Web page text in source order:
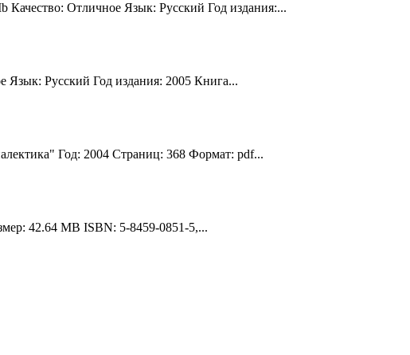
Отличное Язык: Русский Год издания:...
Русский Год издания: 2005 Книга...
Год: 2004 Страниц: 368 Формат: pdf...
42.64 MB ISBN: 5-8459-0851-5,...